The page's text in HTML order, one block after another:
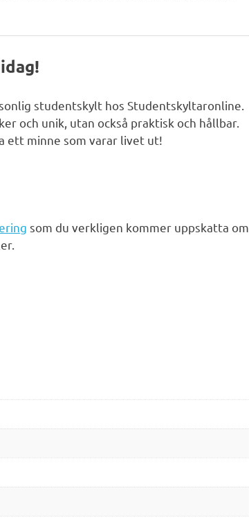
studentskylt hos Studentskyltaronline.
och unik, utan också praktisk och hållbar.
ett minne som varar livet ut!
som du verkligen kommer uppskatta om